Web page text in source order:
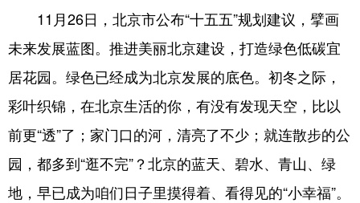
多语种频道
English Español Français عربى
Deutsch Português
11月26日，北京市公布“十五五”规划建议，擘画
未来发展蓝图。推进美丽北京建设，打造绿色低碳宜
居花园。绿色已经成为北京发展的底色。初冬之际，
彩叶织锦，在北京生活的你，有没有发现天空，比以
前更“透”了；家门口的河，清亮了不少；就连散步的公
园，都多到“逛不完”？北京的蓝天、碧水、青山、绿
地，早已成为咱们日子里摸得着、看得见的“小幸福”。